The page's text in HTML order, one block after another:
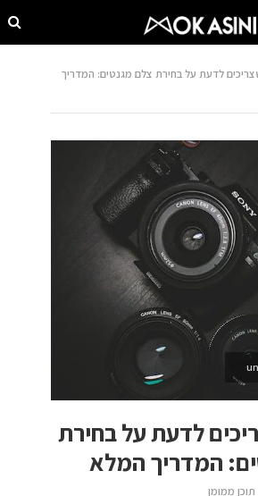
לדעת על בחירת צלם מגנטים: המדריך
לדעת על בחירת
המדריך המלא
תוכן ממומן